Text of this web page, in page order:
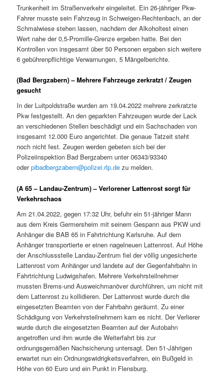
Trunkenheit im Straßenverkehr eingeleitet. Ein 26-jähriger Pkw-
Fahrer musste sein Fahrzeug in Schweigen-Rechtenbach, an der
Schmalwiese stehen lassen, nachdem der Alkoholtest einen
Wert nahe der 0,5-Promille-Grenze ergeben hatte. Bei den
Kontrollen von insgesamt über 50 Personen ergaben sich weitere
6 gebührenpflichtige Verwarnungen, 5 Mängelberichte.
(Bad Bergzabern) – Mehrere Fahrzeuge zerkratzt / Zeugen
gesucht
In der Luitpoldstraße wurden am 19.04.2022 mehrere zerkratzte
Pkw festgestellt. An den geparkten Fahrzeugen wurde der Lack
an verschiedenen Stellen beschädigt und ein Sachschaden von
insgesamt 12.000 Euro angerichtet. Die genaue Tatzeit steht
noch nicht fest. Zeugen werden gebeten sich bei der
Polizeiinspektion Bad Bergzabern unter 06343/93340
oderpibadbergzabern@polizei.rlp.de zu melden.
(A 65 – Landau-Zentrum) – Verlorener Lattenrost sorgt für
Verkehrschaos
Am 21.04.2022, gegen 17:32 Uhr, befuhr ein 51-jähriger Mann
aus dem Kreis Germersheim mit seinem Gespann aus PKW und
Anhänger die BAB 65 in Fahrtrichtung Karlsruhe. Auf dem
Anhänger transportierte er einen nagelneuen Lattenrost. Auf Höhe
der Anschlussstelle Landau-Zentrum fiel der völlig ungesicherte
Lattenrost vom Anhänger und landete auf der Gegenfahrbahn in
Fahrtrichtung Ludwigshafen. Mehrere Verkehrsteilnehmer
mussten Brems-und Ausweichmanöver durchführen, um nicht mit
dem Lattenrost zu kollidieren. Der Lattenrost wurde durch die
eingesetzten Beamten von der Fahrbahn geräumt. Zu einer
Schädigung von Verkehrsteilnehmern kam es nicht. Der Verlierer
wurde durch die eingesetzten Beamten auf der Autobahn
angetroffen und ihm wurde die Weiterfahrt bis zur
ordnungsgemäßen Nachsicherung untersagt. Den 51-Jährigen
erwartet nun ein Ordnungswidrigkeitsverfahren, ein Bußgeld in
Höhe von 60 Euro und ein Punkt in Flensburg.